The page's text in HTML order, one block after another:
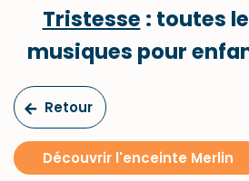
Tristesse : toutes
musiques pour
Retour
Découvrir l'enceinte Merlin